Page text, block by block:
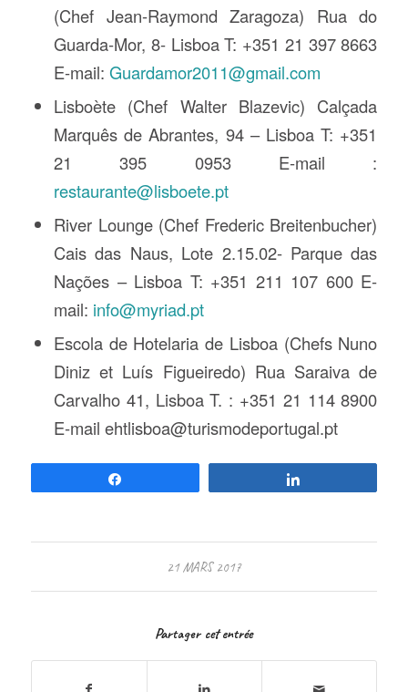
(Chef Jean-Raymond Zaragoza) Rua do
Guarda-Mor, 8- Lisboa T: +351 21 397 8663
E-mail: Guardamor2011@gmail.com
Lisboète (Chef Walter Blazevic) Calçada
Marquês de Abrantes, 94 – Lisboa T: +351
21 395 0953 E-mail :
restaurante@lisboete.pt
River Lounge (Chef Frederic Breitenbucher)
Cais das Naus, Lote 2.15.02- Parque das
Nações – Lisboa T: +351 211 107 600 E-
mail: info@myriad.pt
Escola de Hotelaria de Lisboa (Chefs Nuno
Diniz et Luís Figueiredo) Rua Saraiva de
Carvalho 41, Lisboa T. : +351 21 114 8900
E-mail ehtlisboa@turismodeportugal.pt
21 MARS 2017
Partager cet entrée